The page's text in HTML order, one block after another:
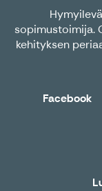
sopimustoimija.
kehityksen
Facebook